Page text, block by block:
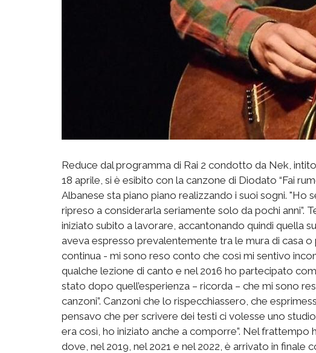
Reduce dal programma di Rai 2 condotto da Nek,
18 aprile, si è esibito con la canzone di Diodato “Fai
Albanese sta piano piano realizzando i suoi sogni. "Ho
ripreso a considerarla seriamente solo da pochi anni”.
iniziato subito a lavorare, accantonando quindi quella
aveva espresso prevalentemente tra le mura di casa
continua - mi sono reso conto che così mi sentivo
qualche lezione di canto e nel 2016 ho partecipato
stato dopo quell’esperienza – ricorda – che mi sono
canzoni”. Canzoni che lo rispecchiassero, che
pensavo che per scrivere dei testi ci volesse uno
era così, ho iniziato anche a comporre”. Nel
dove, nel 2019, nel 2021 e nel 2022, è arrivato in